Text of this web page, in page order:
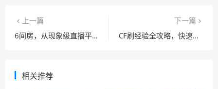
上一篇
6间房，从现象级直播平台到转型样本的十五年沉浮录
下一篇
CF刷经验全攻略，快速升级的五大核心技巧与误区解析
相关推荐